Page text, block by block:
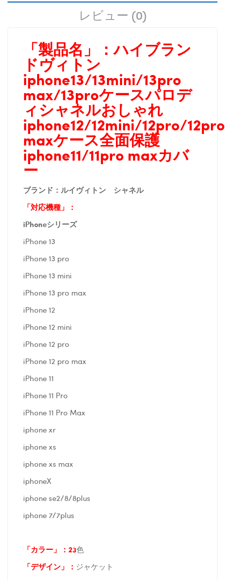
レビュー (0)
「製品名」：ハイブラン
ドヴィトン
iphone13/13mini/13pro
max/13proケースパロデ
ィシャネルおしゃれ
iphone12/12mini/12pro/12pro
maxケース全面保護
iphone11/11pro maxカバ
ー
ブランド： ルイヴィトン シャネル
「対応機種」：
iPhoneシリーズ
iPhone 13
iPhone 13 pro
iPhone 13 mini
iPhone 13 pro max
iPhone 12
iPhone 12 mini
iPhone 12 pro
iPhone 12 pro max
iPhone 11
iPhone 11 Pro
iPhone 11 Pro Max
iphone xr
iphone xs
iphone xs max
iphoneX
iphone se2/8/8plus
iphone 7/7plus
「カラー」：23色
「デザイン」
： ジャケット